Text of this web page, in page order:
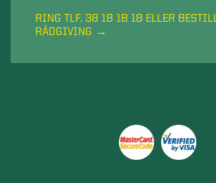
RING TLF. 38 18 18 18 ELLER BESTILL
RÅDGIVING